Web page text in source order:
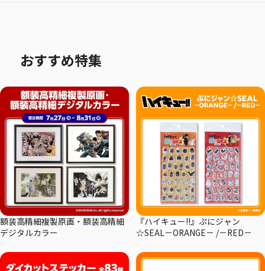
おすすめ特集
額装高精細複製原画・額装高精細
デジタルカラー
『ハイキュー!!』ぷにジャン
☆SEAL－ORANGE－ /－RED－